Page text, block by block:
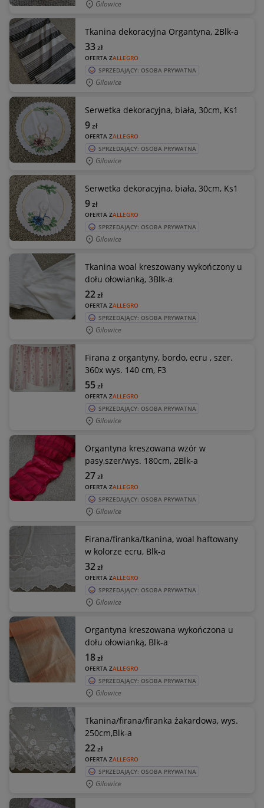
Gilowice
Tkanina dekoracyjna Organtyna, 2Blk-a
OFERTA ZALLEGRO
33zł
SPRZEDAJĄCY: OSOBA PRYWATNA
Gilowice
Serwetka dekoracyjna, biała, 30cm, Ks1
OFERTA ZALLEGRO
9zł
SPRZEDAJĄCY: OSOBA PRYWATNA
Gilowice
Serwetka dekoracyjna, biała, 30cm, Ks1
OFERTA ZALLEGRO
9zł
SPRZEDAJĄCY: OSOBA PRYWATNA
Gilowice
Tkanina woal kreszowany wykończony u
dołu ołowianką, 3Blk-a
OFERTA ZALLEGRO
22zł
SPRZEDAJĄCY: OSOBA PRYWATNA
Gilowice
Firana z organtyny, bordo, ecru , szer.
360x wys. 140 cm, F3
OFERTA ZALLEGRO
55zł
SPRZEDAJĄCY: OSOBA PRYWATNA
Gilowice
Organtyna kreszowana wzór w
pasy,szer/wys. 180cm, 2Blk-a
OFERTA ZALLEGRO
27zł
SPRZEDAJĄCY: OSOBA PRYWATNA
Gilowice
Firana/firanka/tkanina, woal haftowany
w kolorze ecru, Blk-a
OFERTA ZALLEGRO
32zł
SPRZEDAJĄCY: OSOBA PRYWATNA
Gilowice
Organtyna kreszowana wykończona u
dołu ołowianką, Blk-a
OFERTA ZALLEGRO
18zł
SPRZEDAJĄCY: OSOBA PRYWATNA
Gilowice
Tkanina/firana/firanka żakardowa, wys.
250cm,Blk-a
OFERTA ZALLEGRO
22zł
SPRZEDAJĄCY: OSOBA PRYWATNA
Gilowice